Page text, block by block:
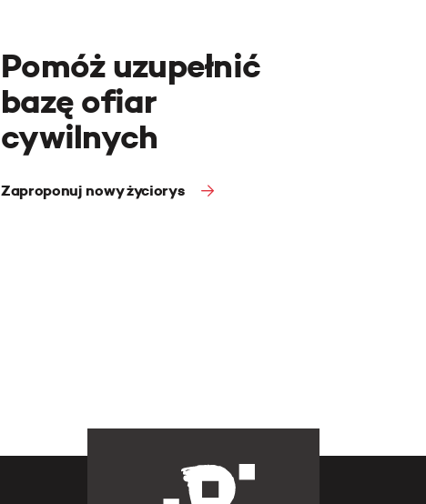
Pomóż uzupełnić
bazę ofiar
cywilnych
Zaproponuj nowy życiorys